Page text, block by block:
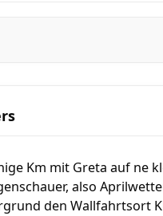
Km mit Greta auf ne
also
den Wallfahrtsort